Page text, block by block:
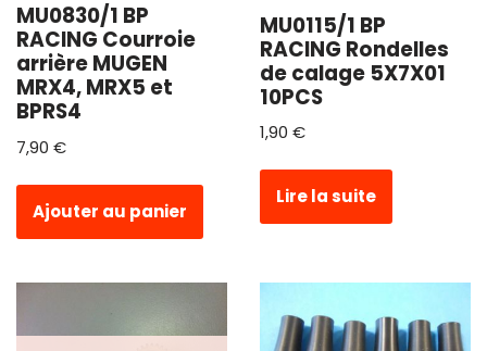
MU0830/1 BP
RACING Courroie
arrière MUGEN
MRX4, MRX5 et
BPRS4
7,90 €
Ajouter au panier
MU0115/1 BP
RACING Rondelles
de calage 5X7X01
10PCS
1,90 €
Lire la suite